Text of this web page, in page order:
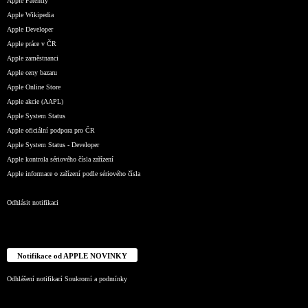
Apple Wikipedia
Apple Developer
Apple práce v ČR
Apple zaměstnanci
Apple ceny bazaru
Apple Online Store
Apple akcie (AAPL)
Apple System Status
Apple oficiální podpora pro ČR
Apple System Status - Developer
Apple kontrola sériového čísla zařízení
Apple informace o zařízení podle sériového čísla
Odhlásit notifikaci
Notifikace od APPLE NOVINKY
Odhlášení notifikací Soukromí a podmínky